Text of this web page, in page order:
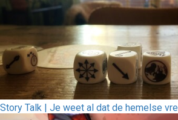
Story Talk | Je weet al dat de hemelse